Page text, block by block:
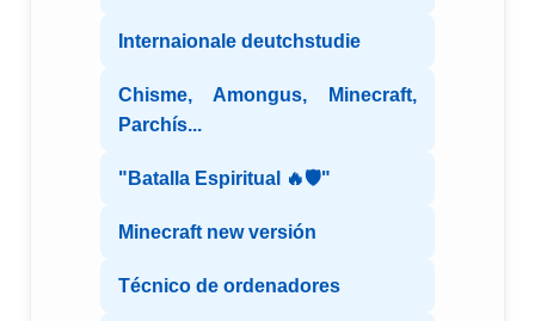
Internaionale deutchstudie
Chisme, Amongus, Minecraft,
Parchís...
"Batalla Espiritual 🔥🛡️"
Minecraft new versión
Técnico de ordenadores